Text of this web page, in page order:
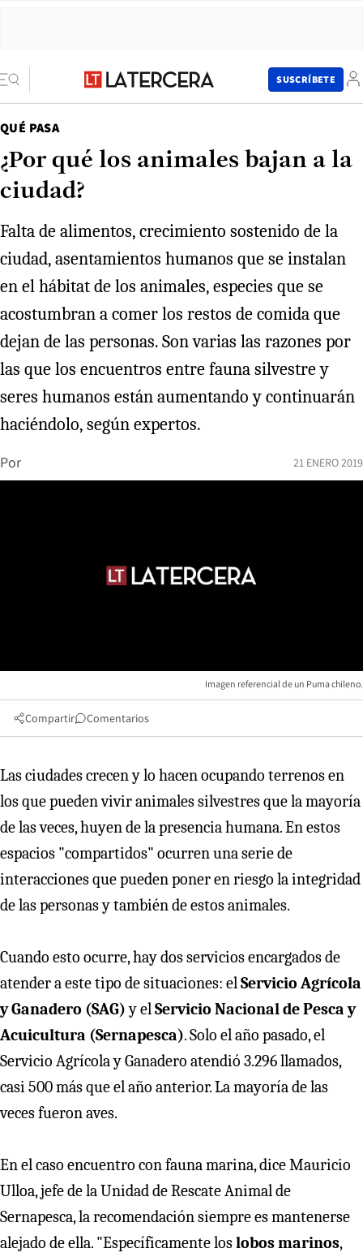
SUSCRÍBETE
QUÉ PASA
¿Por qué los animales bajan a la
ciudad?
Falta de alimentos, crecimiento sostenido de la
ciudad, asentamientos humanos que se instalan
en el hábitat de los animales, especies que se
acostumbran a comer los restos de comida que
dejan de las personas. Son varias las razones por
las que los encuentros entre fauna silvestre y
seres humanos están aumentando y continuarán
haciéndolo, según expertos.
Por 21 ENERO 2019
Imagen referencial de un Puma chileno.
Compartir Comentarios
Las ciudades crecen y lo hacen ocupando terrenos en
los que pueden vivir animales silvestres que la mayoría
de las veces, huyen de la presencia humana. En estos
espacios "compartidos" ocurren una serie de
interacciones que pueden poner en riesgo la integridad
de las personas y también de estos animales.
Cuando esto ocurre, hay dos servicios encargados de
atender a este tipo de situaciones: elServicio Agrícola
y Ganadero (SAG)y elServicio Nacional de Pesca y
Acuicultura (Sernapesca). Solo el año pasado, el
Servicio Agrícola y Ganadero atendió 3.296 llamados,
casi 500 más que el año anterior. La mayoría de las
veces fueron aves.
En el caso encuentro con fauna marina, dice Mauricio
Ulloa, jefe de la Unidad de Rescate Animal de
Sernapesca, la recomendación siempre es mantenerse
alejado de ella. "Específicamente loslobos marinos,